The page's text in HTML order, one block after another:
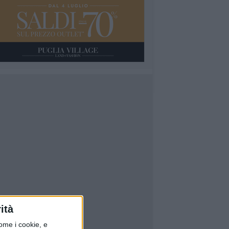
i cookie, e